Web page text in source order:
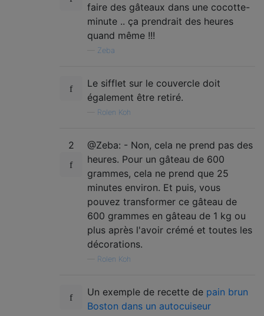
faire des gâteaux dans une cocotte-
minute .. ça prendrait des heures
quand même !!!
Zeba
Le sifflet sur le couvercle doit
également être retiré.
Rolen Koh
2
@Zeba: - Non, cela ne prend pas des
heures. Pour un gâteau de 600
grammes, cela ne prend que 25
minutes environ. Et puis, vous
pouvez transformer ce gâteau de
600 grammes en gâteau de 1 kg ou
plus après l'avoir crémé et toutes les
décorations.
Rolen Koh
Un exemple de recette de pain brun
Boston dans un autocuiseur